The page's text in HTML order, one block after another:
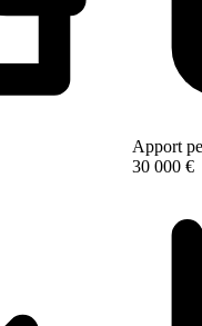
Apport
30 000 €